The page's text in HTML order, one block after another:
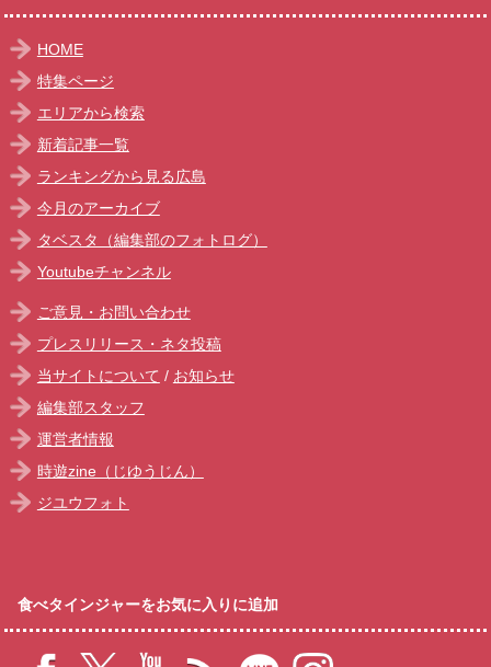
HOME
特集ページ
エリアから検索
新着記事一覧
ランキングから見る広島
今月のアーカイブ
タベスタ（編集部のフォトログ）
Youtubeチャンネル
ご意見・お問い合わせ
プレスリリース・ネタ投稿
当サイトについて / お知らせ
編集部スタッフ
運営者情報
時遊zine（じゆうじん）
ジユウフォト
食べタインジャーをお気に入りに追加